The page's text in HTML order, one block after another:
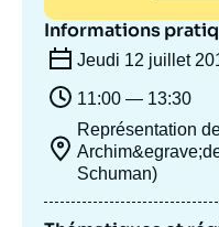
Informations
Jeudi 12 juillet
11:00 — 13:30
Représentation
Schuman)